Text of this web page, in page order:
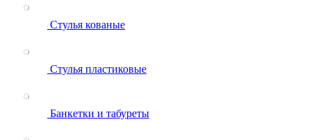
Стулья кованые
Стулья пластиковые
Банкетки и табуреты